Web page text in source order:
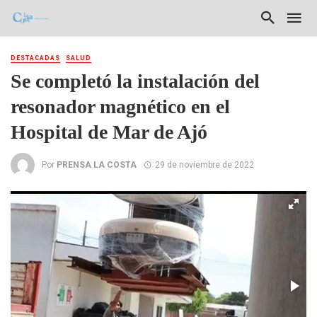
DESTACADAS SALUD
Se completó la instalación del
resonador magnético en el
Hospital de Mar de Ajó
Por PRENSA LA COSTA 29 de noviembre de 2022